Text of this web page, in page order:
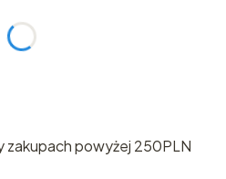
zakupach powyżej 250PLN